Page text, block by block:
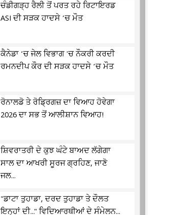
ਚੰਡੀਗੜ੍ਹ ਰੈਲੀ ਤੋਂ ਪਰਤ ਰਹੇ ਰਿਟਾਇਰਡ
ASI ਦੀ ਸੜਕ ਹਾਦਸੇ ’ਚ ਮੌਤ
ਕੈਨੇਡਾ ’ਚ ਜੇਲ ਵਿਭਾਗ 'ਚ ਨੌਕਰੀ ਕਰਦੀ
ਰਮਨਦੀਪ ਕੌਰ ਦੀ ਸੜਕ ਹਾਦਸੇ ’ਚ ਮੌਤ
ਰੋਨਾਲਡੋ ਤੇ ਰੋਡ੍ਰਿਗਜ਼ ਦਾ ਵਿਆਹ ਹੋਵੇਗਾ
2026 ਦਾ ਸਭ ਤੋਂ ਆਲੀਸ਼ਾਨ ਵਿਆਹ!
ਸ਼ਿਵਰਾਤਰੀ ਦੇ ਕੁਝ ਘੰਟੇ ਬਾਅਦ ਲੱਗੇਗਾ
ਸਾਲ ਦਾ ਆਖਰੀ ਸੂਰਜ ਗ੍ਰਹਿਣ, ਜਾਣੋ
ਜਲ...
"ਡਾਟਾ ਤੁਹਾਡਾ, ਦਰਦ ਤੁਹਾਡਾ ਤੇ ਦੌਲਤ
ਇਨ੍ਹਾਂ ਦੀ..." ਵਿਦਿਆਰਥੀਆਂ ਦੇ ਸੰਮੇਲਨ...